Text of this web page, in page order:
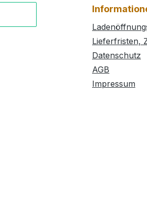
Lieferfristen,
Datenschutz
AGB
Impressum